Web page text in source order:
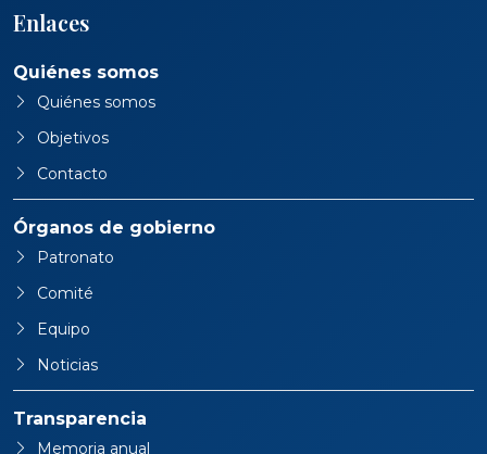
Enlaces
Quiénes somos
Quiénes somos
Objetivos
Contacto
Órganos de gobierno
Patronato
Comité
Equipo
Noticias
Transparencia
Memoria anual